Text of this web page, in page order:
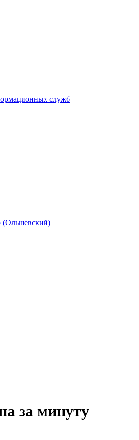
служб
(Ольшевский)
за минуту